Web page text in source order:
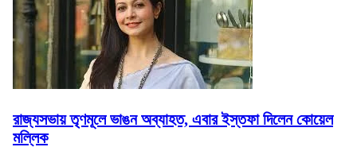
রাজ্যসভায় তৃণমূলে ভাঙন অব্যাহত, এবার ইস্তফা দিলেন কোয়েল
মল্লিক